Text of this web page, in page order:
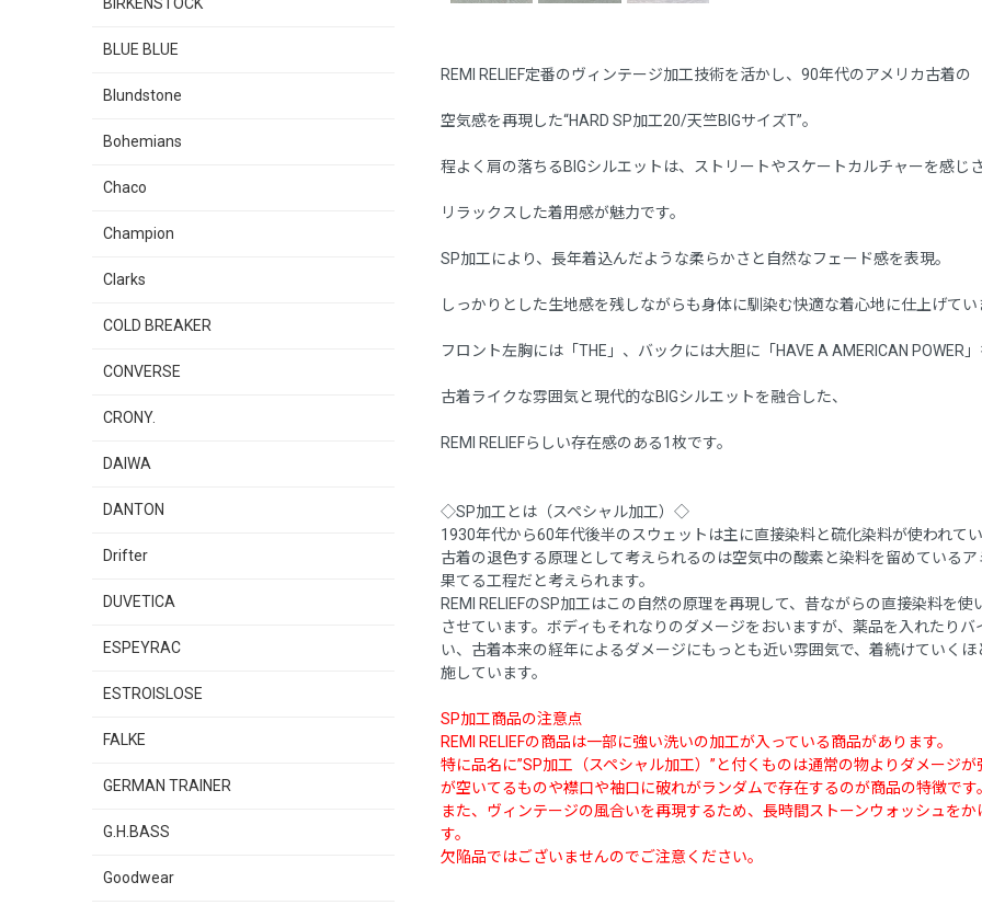
REMI RELIEF定番のヴィンテージ加工技術を活かし、90年代のアメリカ古着の
空気感を再現した“HARD SP加工20/天竺BIGサイズT”。
程よく肩の落ちるBIGシルエットは、ストリートやスケートカルチャーを感じ
リラックスした着用感が魅力です。
SP加工により、長年着込んだような柔らかさと自然なフェード感を表現。
しっかりとした生地感を残しながらも身体に馴染む快適な着心地に仕上げてい
フロント左胸には「THE」、バックには大胆に「HAVE A AMERICAN POWER
古着ライクな雰囲気と現代的なBIGシルエットを融合した、
REMI RELIEFらしい存在感のある1枚です。
◇SP加工とは（スペシャル加工）◇
1930年代から60年代後半のスウェットは主に直接染料と硫化染料が使われて
古着の退色する原理として考えられるのは空気中の酸素と染料を留めている
果てる工程だと考えられます。
REMI RELIEFのSP加工はこの自然の原理を再現して、昔ながらの直接染料を
させています。ボディもそれなりのダメージをおいますが、薬品を入れたり
い、古着本来の経年によるダメージにもっとも近い雰囲気で、着続けていく
施しています。
SP加工商品の注意点
REMI RELIEFの商品は一部に強い洗いの加工が入っている商品があります。
特に品名に”SP加工（スペシャル加工）”と付くものは通常の物よりダメージ
が空いてるものや襟口や袖口に破れがランダムで存在するのが商品の特徴です
また、ヴィンテージの風合いを再現するため、長時間ストーンウォッシュを
す。
欠陥品ではございませんのでご注意ください。
BLUE BLUE
Blundstone
Bohemians
Chaco
Champion
Clarks
COLD BREAKER
CONVERSE
CRONY.
DAIWA
DANTON
Drifter
DUVETICA
ESPEYRAC
ESTROISLOSE
FALKE
GERMAN TRAINER
G.H.BASS
Goodwear